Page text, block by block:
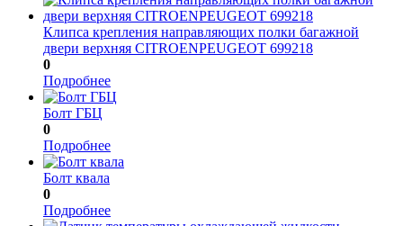
Клипса крепления направляющих полки багажной
двери верхняя CITROENPEUGEOT 699218
0
Подробнее
Болт ГБЦ
0
Подробнее
Болт квала
0
Подробнее